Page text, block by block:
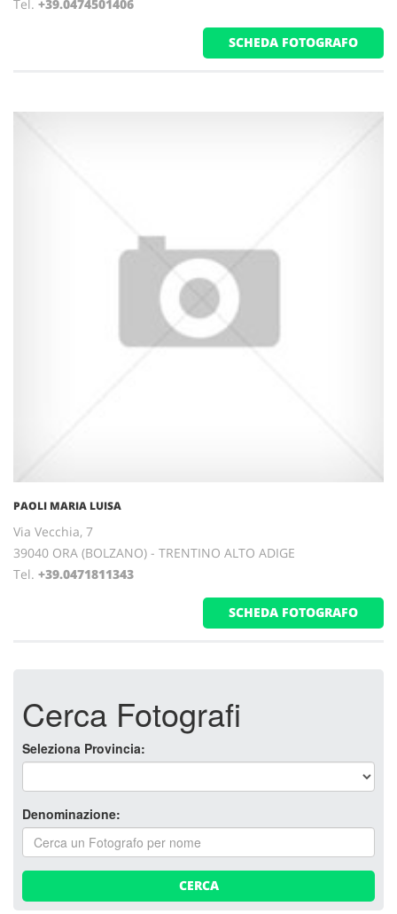
Tel. +39.0474501406
SCHEDA FOTOGRAFO
PAOLI MARIA LUISA
Via Vecchia, 7
39040 ORA (BOLZANO) - TRENTINO ALTO ADIGE
Tel. +39.0471811343
SCHEDA FOTOGRAFO
Cerca Fotografi
Seleziona Provincia:
Denominazione:
CERCA